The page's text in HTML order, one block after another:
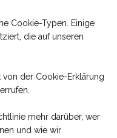
Cookie-Typen. Einige
die auf unseren
der Cookie-Erklärung
mehr darüber, wer
und wie wir